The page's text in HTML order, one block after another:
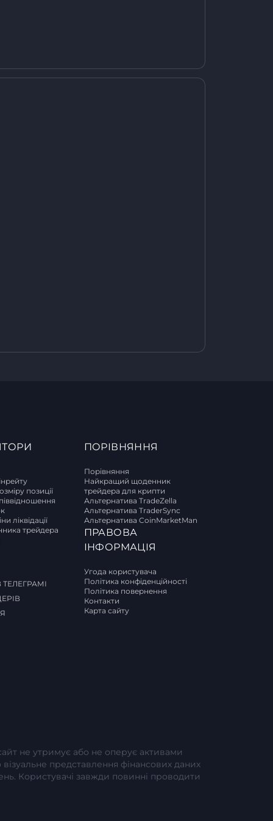
позиції
ліквідації
трейдера
ПОРІВНЯННЯ
Порівняння
Найкращий щоденник
трейдера для крипти
Альтернатива TradeZella
Альтернатива TraderSync
Альтернатива CoinMarketMan
ПРАВОВА
ІНФОРМАЦІЯ
Угода користувача
Політика конфіденційності
Політика повернення
Контакти
Карта сайту
не утримує або не оперує активами
візуальне представлення фінансових даних
Користувачі завжди повинні проводити